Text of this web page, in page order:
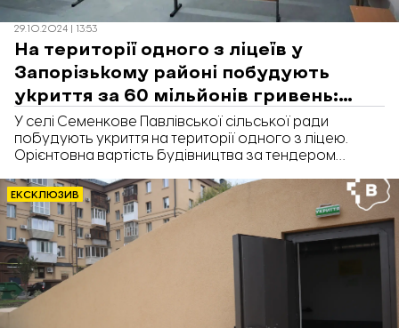
29.10.2024 | 13:53
На території одного з ліцеїв у
Запорізькому районі побудують
укриття за 60 мільйонів гривень:
деталі
У селі Семенкове Павлівської сільської ради
побудують укриття на території одного з ліцею.
Орієнтовна вартість будівництва за тендером
«Відбудова.Запоріжжя» з посиланням на систему
електронних закупівель «Prozorro».
ЕКСКЛЮЗИВ